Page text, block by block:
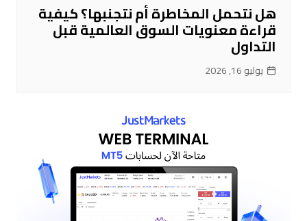
هل نتحمل المخاطرة أم نتجنبها؟ كيفية
قراءة معنويات السوق العالمية قبل
التداول
يوليو 16, 2026